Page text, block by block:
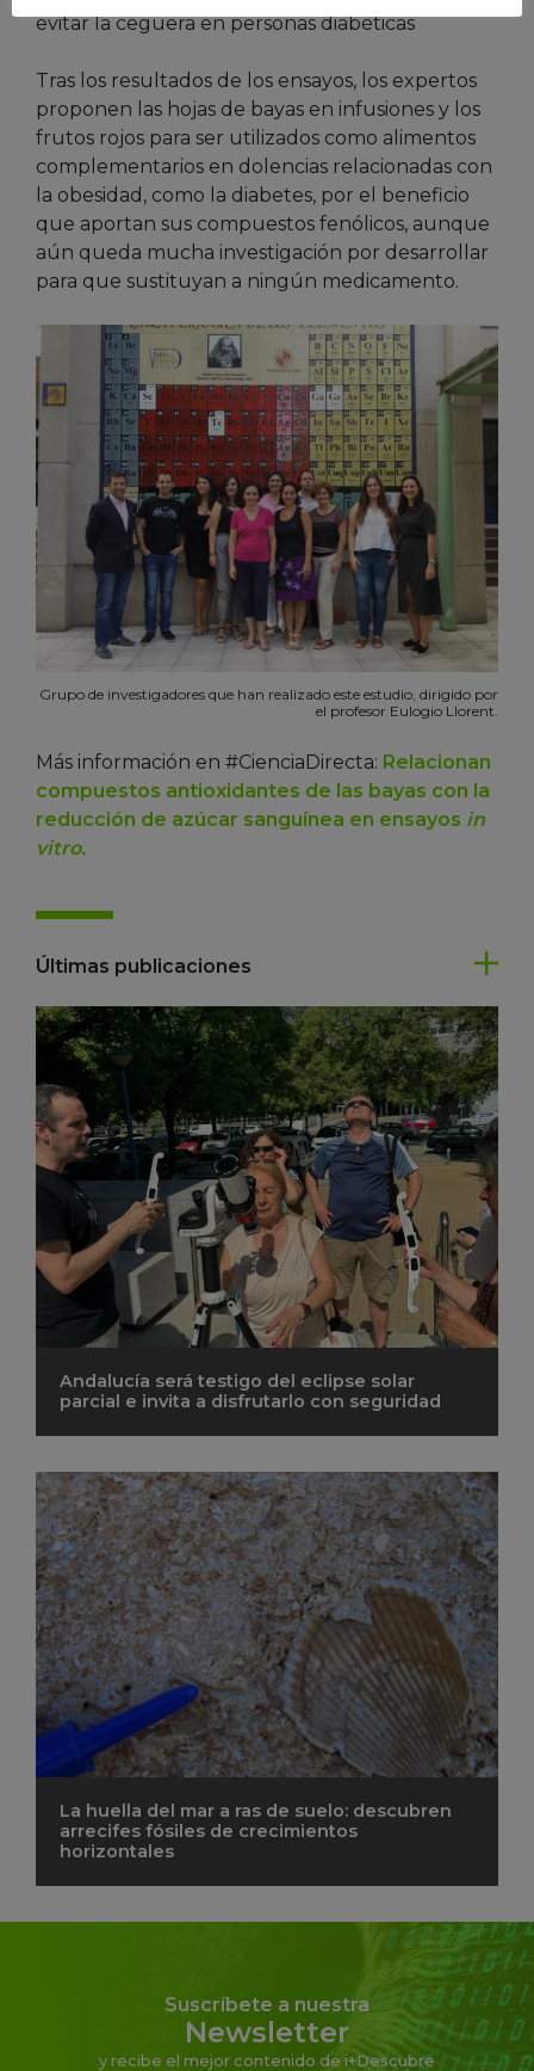
evitar la ceguera en personas diabéticas
Tras los resultados de los ensayos, los expertos
proponen las hojas de bayas en infusiones y los
frutos rojos para ser utilizados como alimentos
complementarios en dolencias relacionadas con
la obesidad, como la diabetes, por el beneficio
que aportan sus compuestos fenólicos, aunque
aún queda mucha investigación por desarrollar
para que sustituyan a ningún medicamento.
Grupo de investigadores que han realizado este estudio, dirigido por
el profesor Eulogio Llorent.
Más información en #CienciaDirecta: Relacionan
compuestos antioxidantes de las bayas con la
reducción de azúcar sanguínea en ensayos in
vitro.
Últimas publicaciones
Andalucía será testigo del eclipse solar
parcial e invita a disfrutarlo con seguridad
La huella del mar a ras de suelo: descubren
arrecifes fósiles de crecimientos
horizontales
Suscríbete a nuestra
Newsletter
y recibe el mejor contenido de i+Descubre